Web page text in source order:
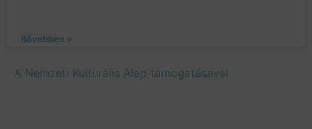
Bővebben »
A Nemzeti Kulturális Alap támogatásával